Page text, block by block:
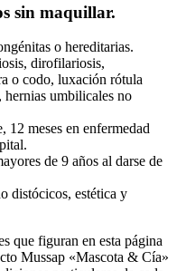
sin maquillar.
o hereditarias.
dirofilariosis,
o codo, luxación rótula
umbilicales no
12 meses en enfermedad
de 9 años al darse de
distócicos, estética y
que figuran en esta página
Mussap «Mascota & Cía»